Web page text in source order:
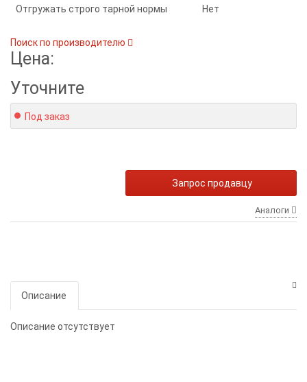
Отгружать строго тарной нормы Нет
Поиск по производителю
Цена:
Уточните
Под заказ
Аналоги
Запрос продавцу
Описание
Описание отсутствует